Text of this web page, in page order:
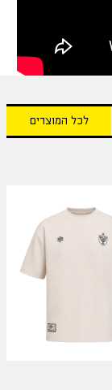
לכל המוצרים